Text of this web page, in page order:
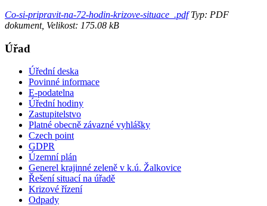
Co-si-pripravit-na-72-hodin-krizove-situace_.pdfTyp: PDF
dokument, Velikost: 175.08 kB
Úřad
Úřední deska
Povinné informace
E-podatelna
Úřední hodiny
Zastupitelstvo
Platné obecně závazné vyhlášky
Czech point
GDPR
Územní plán
Generel krajinné zeleně v k.ú. Žalkovice
Řešení situací na úřadě
Krizové řízení
Odpady